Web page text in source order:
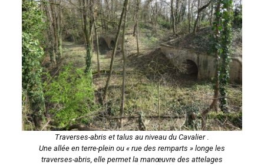
Traverses-abris et talus au niveau du Cavalier.
Une allée en terre-plein ou « rue des remparts » longe les
traverses-abris, elle permet la manœuvre des attelages